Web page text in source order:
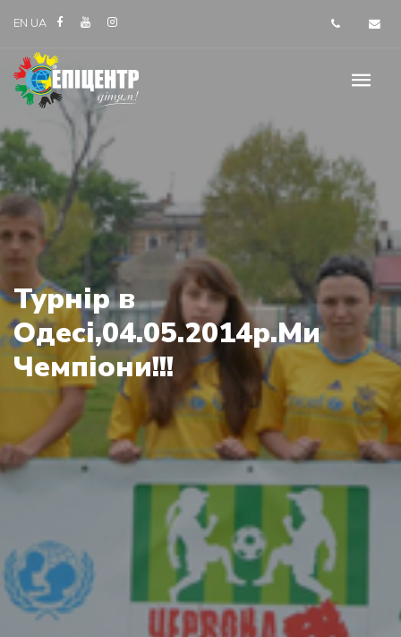
EN UA
Турнір в
Одесі,04.05.2014р.Ми
Чемпіони!!!